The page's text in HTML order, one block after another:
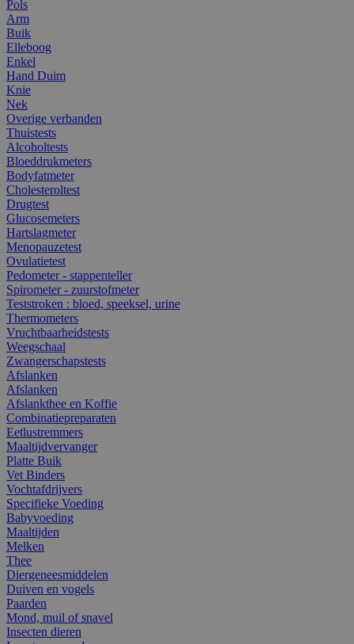
Pols
Arm
Buik
Elleboog
Enkel
Hand Duim
Knie
Nek
Overige verbanden
Thuistests
Alcoholtests
Bloeddrukmeters
Bodyfatmeter
Cholesteroltest
Drugtest
Glucosemeters
Hartslagmeter
Menopauzetest
Ovulatietest
Pedometer - stappenteller
Spirometer - zuurstofmeter
Teststroken : bloed, speeksel, urine
Thermometers
Vruchtbaarheidstests
Weegschaal
Zwangerschapstests
Afslanken
Afslanken
Afslankthee en Koffie
Combinatiepreparaten
Eetlustremmers
Maaltijdvervanger
Platte Buik
Vet Binders
Vochtafdrijvers
Specifieke Voeding
Babyvoeding
Maaltijden
Melken
Thee
Diergeneesmiddelen
Duiven en vogels
Paarden
Mond, muil of snavel
Insecten dieren